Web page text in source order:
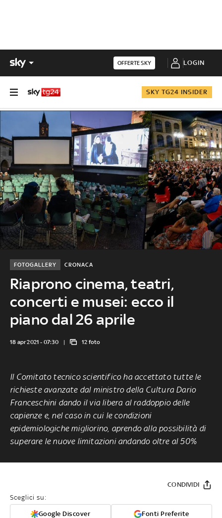
OFFERTE SKY LOGIN
SKY TG24 INSIDER
Riaprono cinema, teatri,
concerti e musei: ecco il
piano dal 26 aprile
CRONACA
FOTOGALLERY
18 apr 2021 - 07:30 12 foto
Il Comitato tecnico scientifico ha accettato tutte le
richieste avanzate dal ministro della Cultura Dario
Franceschini dando il via libera al raddoppio delle
capienze e, nel caso in cui le condizioni
epidemiologiche migliorino, aprendo alla possibilità di
superare le nuove limitazioni andando oltre al 50%
Sceglici su:
Google Discover Fonti Preferite
CONDIVIDI